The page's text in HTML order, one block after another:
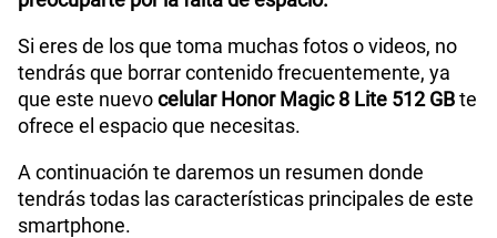
Si eres de los que toma muchas fotos o videos, no
tendrás que borrar contenido frecuentemente, ya
que este nuevocelular Honor Magic 8 Lite 512 GBte
ofrece el espacio que necesitas.
A continuación te daremos un resumen donde
tendrás todas las características principales de este
smartphone.